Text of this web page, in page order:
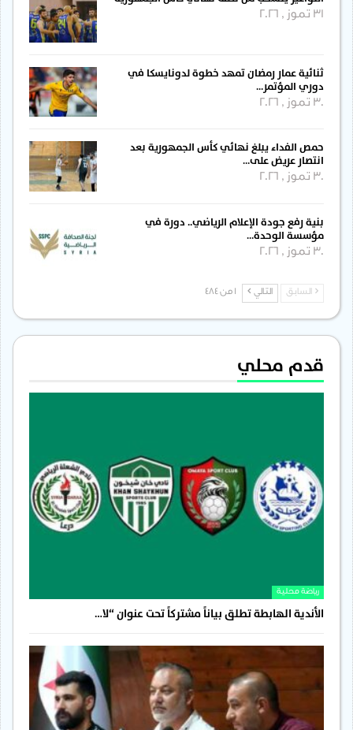
31 تموز , 2026
ثنائية عمار رمضان تمهد خطوة لدونايسكا في
دوري المؤتمر…
30 تموز , 2026
حمص الفداء يبلغ نهائي كأس الجمهورية بعد
انتصار عريض على…
30 تموز , 2026
بنية رفع جودة الإعلام الرياضي.. دورة في
مؤسسة الوحدة…
30 تموز , 2026
السابق التالي
قدم محلي
رياضة محلية
الأندية الهابطة تطلق بياناً مشتركاً تحت عنوان “لا…